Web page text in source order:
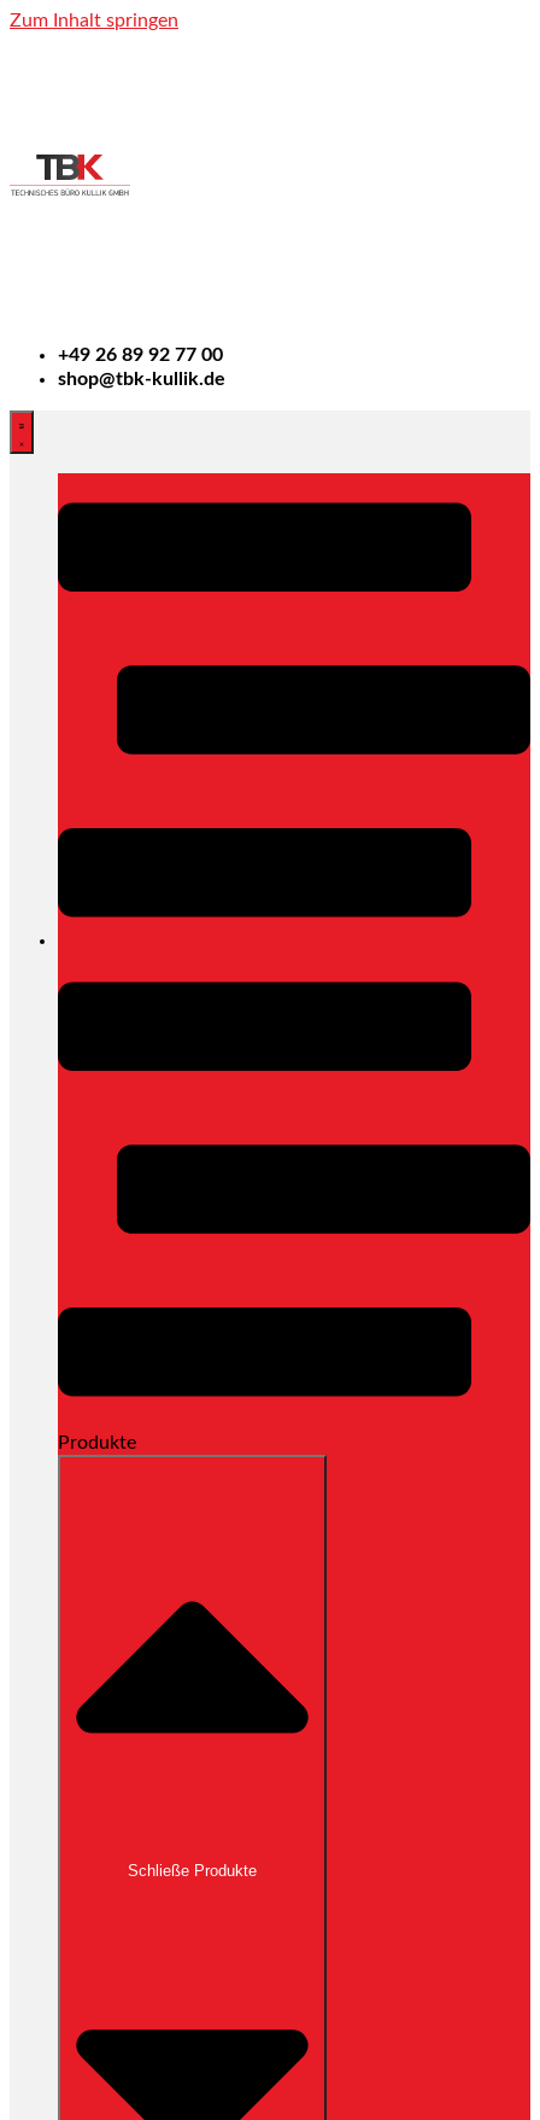
Zum Inhalt springen
+49 26 89 92 77 00
shop@tbk-kullik.de
Produkte
Schließe Produkte